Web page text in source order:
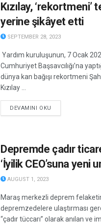
Kızılay,
yerine şikâyet etti
SEPTEMBER 28, 2023
Yardım kuruluşunun, 7 Ocak
Cumhuriyet Başsavcılığı’na
dünya kan bağışı rekortmeni
Kızılay ...
DEVAMINI OKU
Depremde çadır
‘İyilik CEO’suna yeni
AUGUST 1, 2023
Maraş merkezli deprem
depremzedelere ulaştırması
“çadır tüccarı” olarak anılan ve